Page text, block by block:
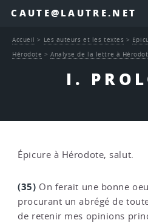
CAUTE@LAUTRE.NET
I.
Accueil > Les auteurs et les textes >
Hérodote >Analyse de la lettre à
Épicure à Hérodote, salut.
(35) On ferait une bonne
procurant un abrégé de
de retenir mes opinions